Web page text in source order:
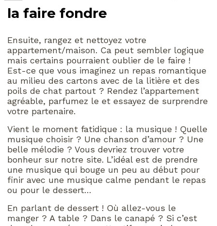
la faire fondre
Ensuite, rangez et nettoyez votre
appartement/maison. Ca peut sembler logique
mais certains pourraient oublier de le faire !
Est-ce que vous imaginez un repas romantique
au milieu des cartons avec de la litière et des
poils de chat partout ? Rendez l’appartement
agréable, parfumez le et essayez de surprendre
votre partenaire.
Vient le moment fatidique : la musique ! Quelle
musique choisir ? Une chanson d’amour ? Une
belle mélodie ? Vous devriez trouver votre
bonheur sur notre site. L’idéal est de prendre
une musique qui bouge un peu au début pour
finir avec une musique calme pendant le repas
ou pour le dessert…
En parlant de dessert ! Où allez-vous le
manger ? A table ? Dans le canapé ? Si c’est